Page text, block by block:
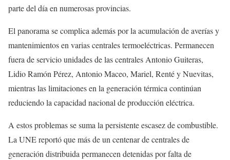
parte del día en numerosas provincias.
El panorama se complica además por la acumulación de averías y
mantenimientos en varias centrales termoeléctricas. Permanecen
fuera de servicio unidades de las centrales Antonio Guiteras,
Lidio Ramón Pérez, Antonio Maceo, Mariel, Renté y Nuevitas,
mientras las limitaciones en la generación térmica continúan
reduciendo la capacidad nacional de producción eléctrica.
A estos problemas se suma la persistente escasez de combustible.
La UNE reportó que más de un centenar de centrales de
generación distribuida permanecen detenidas por falta de